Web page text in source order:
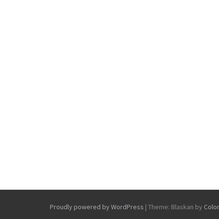
Proudly powered by WordPress | Theme: Blaskan by